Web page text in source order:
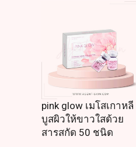
pink glow เมโสเกาหลี
บูสผิวให้ขาวใสด้วย
สารสกัด 50 ชนิด